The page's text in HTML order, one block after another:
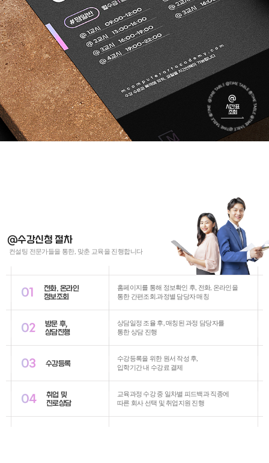
@
시간표
조회
@수강신청 절차
컨설팅 전문가들을 통한, 맞춘 교육을 진행합니다
01 전화. 온라인
정보조회
홈페이지를 통해 정보확인 후, 전화, 온라인을
통한 간편조회.과정별 담당자 매칭
02 방문 후,
상담진행
상담일정 조율 후, 매칭된 과정 담당자를
통한 상담 진행
03 수강등록 수강등록을 위한 원서 작성 후,
입학기간 내 수강료 결제
04 취업 및
진로상담
교육과정 수강 중 일차별 피드백과 직종에
따른 회사 선택 및 취업지원 진행